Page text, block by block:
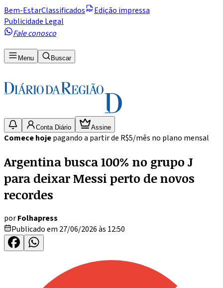
Bem-EstarClassificados
Edição impressa
Publicidade Legal
Fale conosco
Menu Buscar
Conta Diário Assine
Comece hojepagando a partir de R$5/mês no plano mensal
Argentina busca 100% no grupo J
para deixar Messi perto de novos
recordes
porFolhapress
Publicado em 27/06/2026 às 12:50